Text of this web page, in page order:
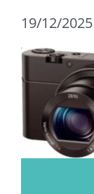
19/12/2025